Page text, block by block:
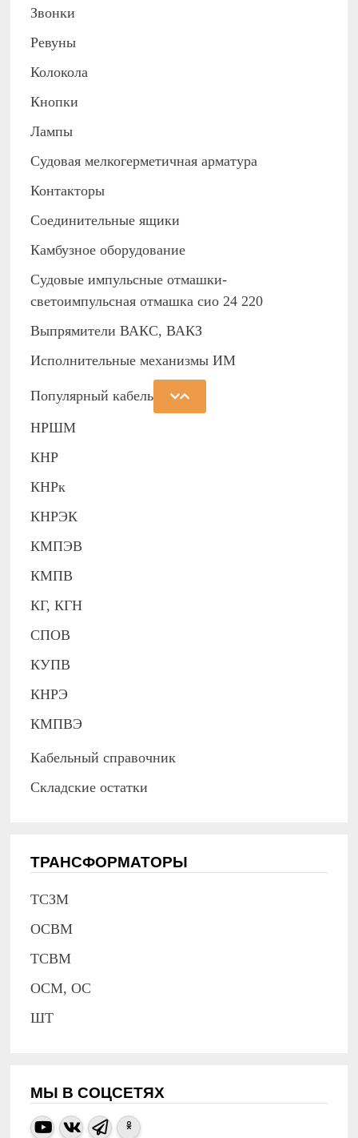
Звонки
Ревуны
Колокола
Кнопки
Лампы
Судовая мелкогерметичная арматура
Контакторы
Соединительные ящики
Камбузное оборудование
Судовые импульсные отмашки-
светоимпульсная отмашка сио 24 220
Выпрямители ВАКС, ВАКЗ
Исполнительные механизмы ИМ
Популярный кабель
НРШМ
КНР
КНРк
КНРЭК
КМПЭВ
КМПВ
КГ, КГН
СПОВ
КУПВ
КНРЭ
КМПВЭ
Кабельный справочник
Складские остатки
ТРАНСФОРМАТОРЫ
ТСЗМ
ОСВМ
ТСВМ
ОСМ, ОС
ШТ
МЫ В СОЦСЕТЯХ